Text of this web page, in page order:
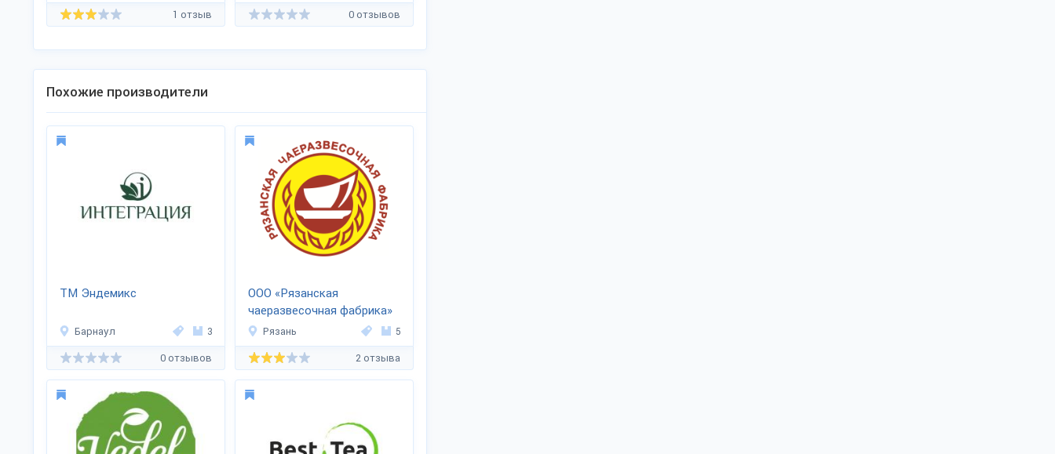
1 отзыв 0 отзывов
Похожие производители
ТМ Эндемикс
Барнаул 3
0 отзывов
ООО «Рязанская
чаеразвесочная фабрика»
Рязань 5
2 отзыва